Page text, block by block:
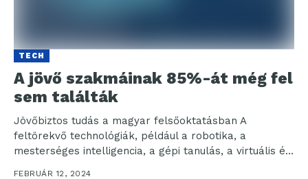
TECH
A jövő szakmáinak 85%-át még fel
sem találták
Jövőbiztos tudás a magyar felsőoktatásban A
feltörekvő technológiák, például a robotika, a
mesterséges intelligencia, a gépi tanulás, a virtuális és
kiterjesztett valóság, valamint...
FEBRUÁR 12, 2024